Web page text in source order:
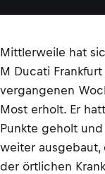
Mittlerweile hat
M Ducati
vergangenen
Most erholt. Er
Punkte geholt
weiter ausgebaut,
der örtlichen